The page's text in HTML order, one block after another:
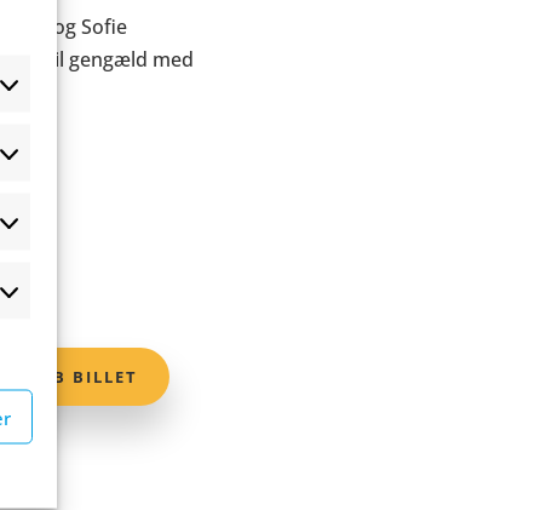
Præferencer
Statistikker
Marketing
og Sofie
til gengæld med
KØB BILLET